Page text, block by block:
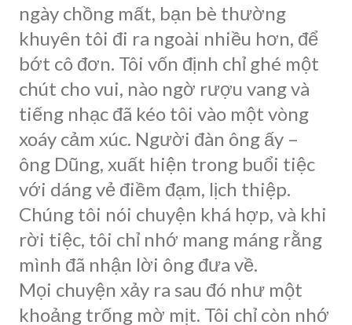
ngày chồng mất, bạn bè thường
khuyên tôi đi ra ngoài nhiều hơn, để
bớt cô đơn. Tôi vốn định chỉ ghé một
chút cho vui, nào ngờ rượu vang và
tiếng nhạc đã kéo tôi vào một vòng
xoáy cảm xúc. Người đàn ông ấy –
ông Dũng, xuất hiện trong buổi tiệc
với dáng vẻ điềm đạm, lịch thiệp.
Chúng tôi nói chuyện khá hợp, và khi
rời tiệc, tôi chỉ nhớ mang máng rằng
mình đã nhận lời ông đưa về.
Mọi chuyện xảy ra sau đó như một
khoảng trống mờ mịt. Tôi chỉ còn nhớ